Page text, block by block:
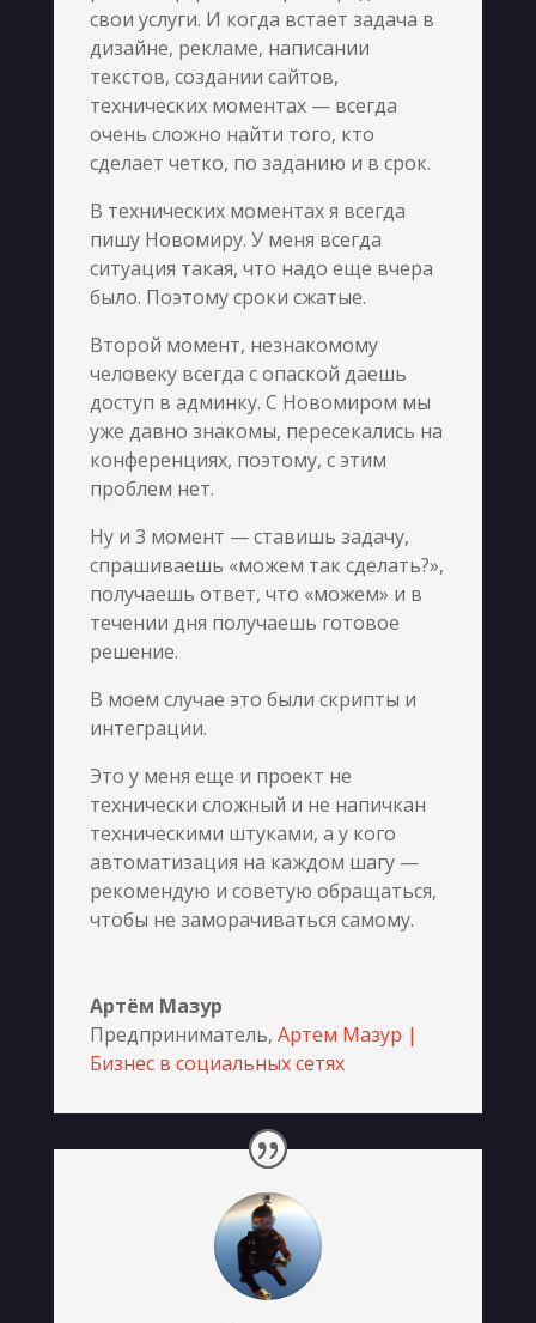
свои услуги. И когда встает задача в
дизайне, рекламе, написании
текстов, создании сайтов,
технических моментах — всегда
очень сложно найти того, кто
сделает четко, по заданию и в срок.
В технических моментах я всегда
пишу Новомиру. У меня всегда
ситуация такая, что надо еще вчера
было. Поэтому сроки сжатые.
Второй момент, незнакомому
человеку всегда с опаской даешь
доступ в админку. С Новомиром мы
уже давно знакомы, пересекались на
конференциях, поэтому, с этим
проблем нет.
Ну и 3 момент — ставишь задачу,
спрашиваешь «можем так сделать?»,
получаешь ответ, что «можем» и в
течении дня получаешь готовое
решение.
В моем случае это были скрипты и
интеграции.
Это у меня еще и проект не
технически сложный и не напичкан
техническими штуками, а у кого
автоматизация на каждом шагу —
рекомендую и советую обращаться,
чтобы не заморачиваться самому.
Артём Мазур
Предприниматель, Артем Мазур |
Бизнес в социальных сетях